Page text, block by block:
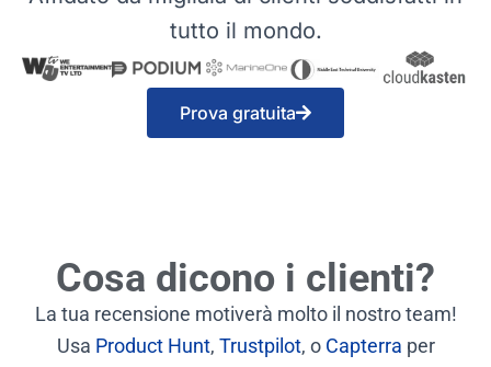
tutto il mondo.
Prova gratuita
Cosa dicono i clienti?
La tua recensione motiverà molto il nostro team!
Usa Product Hunt, Trustpilot, o Capterra per